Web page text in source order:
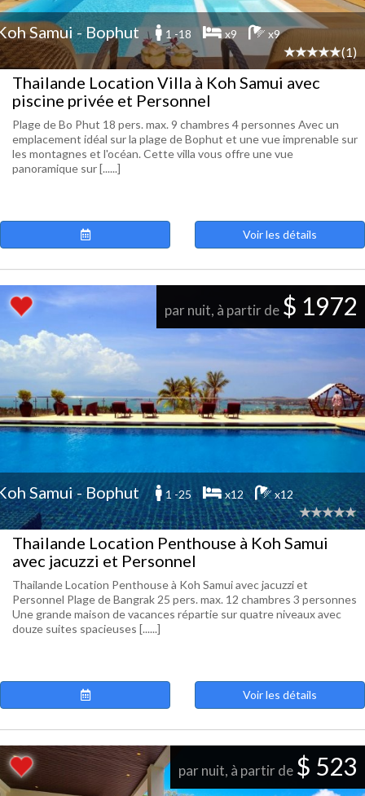
Samui - Bophut 1 -18 x9 x9
(1)
Thailande Location Villa à Koh Samui avec
piscine privée et Personnel
Plage de Bo Phut 18 pers. max. 9 chambres 4 personnes Avec un
emplacement idéal sur la plage de Bophut et une vue imprenable sur
les montagnes et l'océan. Cette villa vous offre une vue
panoramique sur [......]
Voir les détails
par nuit, à partir de $ 1972
Samui - Bophut 1 -25 x12 x12
Thailande Location Penthouse à Koh Samui
avec jacuzzi et Personnel
Thailande Location Penthouse à Koh Samui avec jacuzzi et
Personnel Plage de Bangrak 25 pers. max. 12 chambres 3 personnes
Une grande maison de vacances répartie sur quatre niveaux avec
douze suites spacieuses [......]
Voir les détails
par nuit, à partir de $ 523